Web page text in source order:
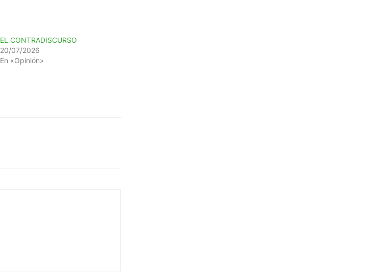
EL CONTRADISCURSO
20/07/2026
En «Opinión»